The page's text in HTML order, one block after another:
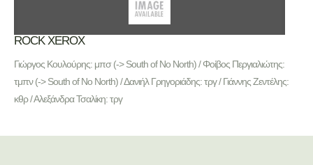
ROCK XEROX
Γιώργος Κουλούρης: μπσ (-> South of No North) / Φοίβος Περγιαλιώτης:
τμπν (-> South of No North) / Δανιήλ Γρηγοριάδης: τργ / Γιάννης Ζεντέλης:
κθρ / Αλεξάνδρα Τσαλίκη: τργ